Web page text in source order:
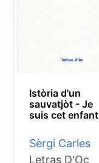
Istòria d'un
sauvatjòt - Je
suis cet enfant
Sèrgi Carles
Letras D'Oc